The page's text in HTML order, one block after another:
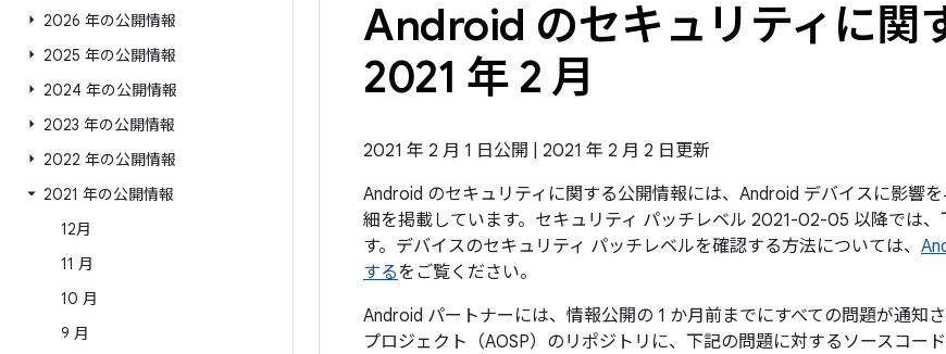
2026 年の公開情報
2025 年の公開情報
2024 年の公開情報
2023 年の公開情報
2022 年の公開情報
2021 年の公開情報
12月
11 月
10 月
9 月
Android のセキュリティに関
2021 年 2 月
2021 年 2 月 1 日公開 | 2021 年 2 月 2 日更新
Android のセキュリティに関する公開情報には、Android デバイスに影響
細を掲載しています。セキュリティ パッチレベル 2021-02-05 以降では
す。デバイスのセキュリティ パッチレベルを確認する方法については、
するをご覧ください。
Android パートナーには、情報公開の 1 か月前までにすべての問題が通知
プロジェクト（AOSP）のリポジトリに、下記の問題に対するソースコー